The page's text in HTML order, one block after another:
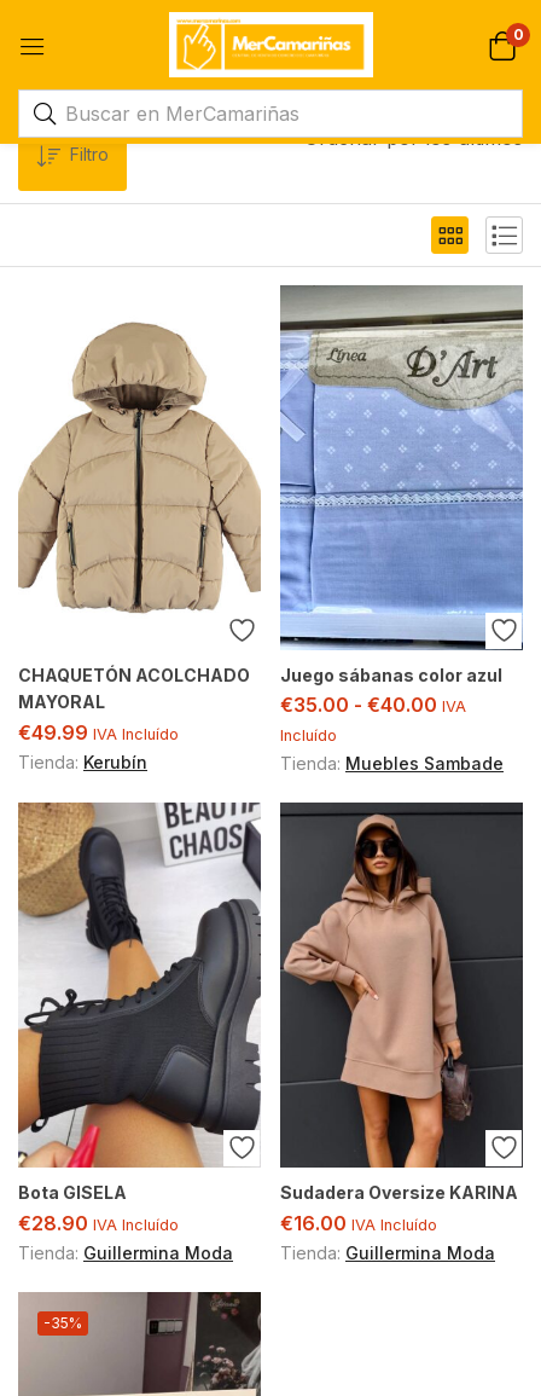
0
Filtro
Ordenar por los últimos
CHAQUETÓN ACOLCHADO
MAYORAL
€49.99 IVA Incluído
Tienda: Kerubín
Juego sábanas color azul
€35.00 - €40.00 IVA
Incluído
Tienda: Muebles Sambade
Bota GISELA
€28.90 IVA Incluído
Tienda: Guillermina Moda
Sudadera Oversize KARINA
€16.00 IVA Incluído
Tienda: Guillermina Moda
-35%